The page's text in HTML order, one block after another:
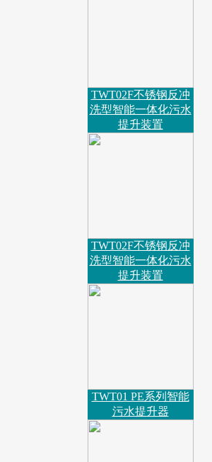
TWT02F不锈钢反冲
洗型智能一体化污水
提升装置​
TWT02F不锈钢反冲
洗型智能一体化污水
提升装置​
TWT01 PE系列智能
污水提升器